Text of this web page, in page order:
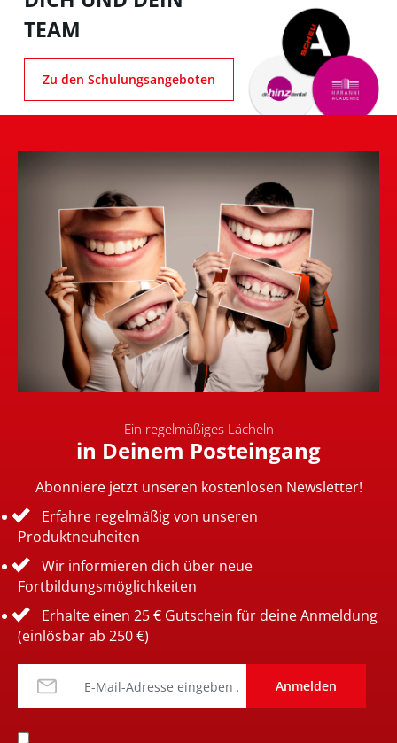
TEAM
Zu den Schulungsangeboten
Ein regelmäßiges Lächeln
in Deinem Posteingang
Abonniere jetzt unseren kostenlosen Newsletter!
Erfahre regelmäßig von unseren
Produktneuheiten
Wir informieren dich über neue
Fortbildungsmöglichkeiten
Erhalte einen 25 € Gutschein für deine Anmeldung
(einlösbar ab 250 €)
Anmelden